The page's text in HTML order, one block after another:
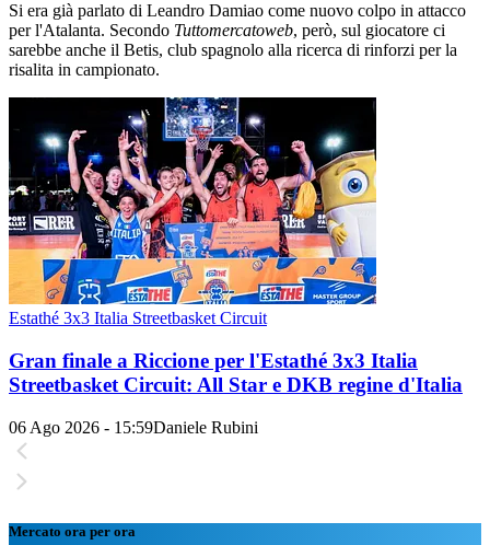
Si era già parlato di Leandro Damiao come nuovo colpo in attacco
per l'Atalanta. Secondo Tuttomercatoweb, però, sul giocatore ci
sarebbe anche il Betis, club spagnolo alla ricerca di rinforzi per la
risalita in campionato.
Estathé 3x3 Italia Streetbasket Circuit
Gran finale a Riccione per l'Estathé 3x3 Italia
Streetbasket Circuit: All Star e DKB regine d'Italia
06 Ago 2026 - 15:59Daniele Rubini
Mercato ora per ora